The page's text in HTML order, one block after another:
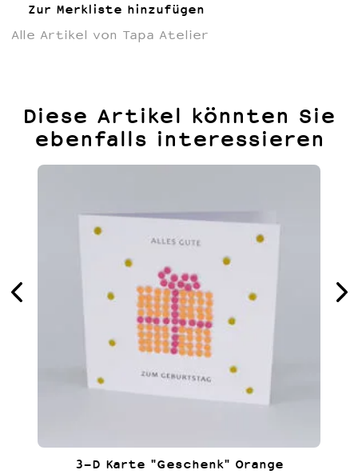
Zur Merkliste hinzufügen
Alle Artikel von Tapa Atelier
Diese Artikel könnten Sie
ebenfalls interessieren
3-D Karte "Geschenk" Orange